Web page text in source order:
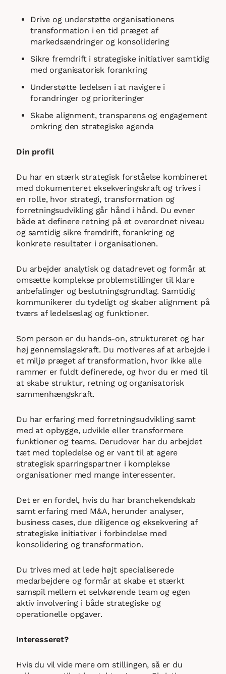
Drive og understøtte organisationens
transformation i en tid præget af
markedsændringer og konsolidering
Sikre fremdrift i strategiske initiativer samtidig
med organisatorisk forankring
Understøtte ledelsen i at navigere i
forandringer og prioriteringer
Skabe alignment, transparens og engagement
omkring den strategiske agenda
Din profil
Du har en stærk strategisk forståelse kombineret
med dokumenteret eksekveringskraft og trives i
en rolle, hvor strategi, transformation og
forretningsudvikling går hånd i hånd. Du evner
både at definere retning på et overordnet niveau
og samtidig sikre fremdrift, forankring og
konkrete resultater i organisationen.
Du arbejder analytisk og datadrevet og formår at
omsætte komplekse problemstillinger til klare
anbefalinger og beslutningsgrundlag. Samtidig
kommunikerer du tydeligt og skaber alignment på
tværs af ledelseslag og funktioner.
Som person er du hands-on, struktureret og har
høj gennemslagskraft. Du motiveres af at arbejde i
et miljø præget af transformation, hvor ikke alle
rammer er fuldt definerede, og hvor du er med til
at skabe struktur, retning og organisatorisk
sammenhængskraft.
Du har erfaring med forretningsudvikling samt
med at opbygge, udvikle eller transformere
funktioner og teams. Derudover har du arbejdet
tæt med topledelse og er vant til at agere
strategisk sparringspartner i komplekse
organisationer med mange interessenter.
Det er en fordel, hvis du har branchekendskab
samt erfaring med M&A, herunder analyser,
business cases, due diligence og eksekvering af
strategiske initiativer i forbindelse med
konsolidering og transformation.
Du trives med at lede højt specialiserede
medarbejdere og formår at skabe et stærkt
samspil mellem et selvkørende team og egen
aktiv involvering i både strategiske og
operationelle opgaver.
Interesseret?
Hvis du vil vide mere om stillingen, så er du